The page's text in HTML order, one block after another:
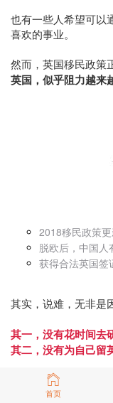
首页
也有一些人希望可以
喜欢的事业。
然而，英国移民政策
英国，似乎阻力越来
2018移民政策
脱欧后，中国人
获得合法英国签
其实，说难，无非是
其一，没有花时间去
其二，没有为自己留